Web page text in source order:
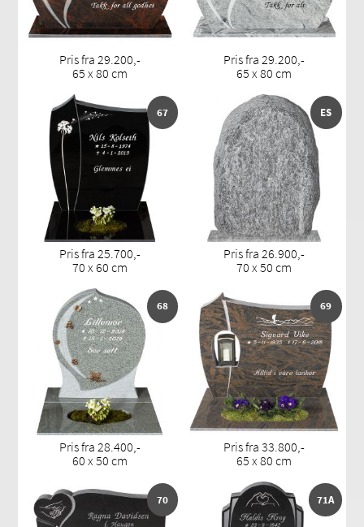
Pris fra 29.200,-
65 x 80 cm
Pris fra 29.200,-
65 x 80 cm
67
Pris fra 25.700,-
70 x 60 cm
ES
Pris fra 26.900,-
70 x 50 cm
68
Pris fra 28.400,-
60 x 50 cm
69
Pris fra 33.800,-
65 x 80 cm
70 71A